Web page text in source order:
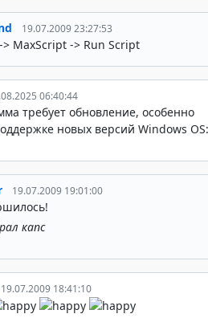
19.07.2009 23:27:53
MaxScript -> Run Script
06:40:44
требует обновление, особенно
новых версий Windows OS:
19.07.2009 19:01:00
капс
19.07.2009 18:41:10